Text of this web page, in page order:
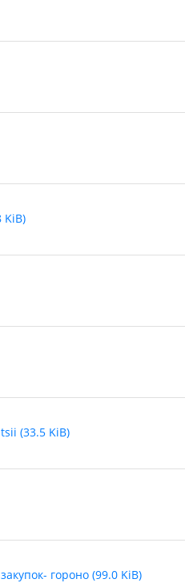
KiB)
(33.5 KiB)
гороно (99.0 KiB)